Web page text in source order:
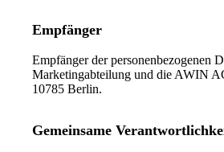
Empfänger
Empfänger der personenbezogenen
Marketingabteilung und die AWIN
10785 Berlin.
Gemeinsame